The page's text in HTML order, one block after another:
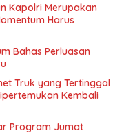
Kapolri Merupakan
Harus
Bahas Perluasan
Truk yang Tertinggal
Kembali
Program Jumat